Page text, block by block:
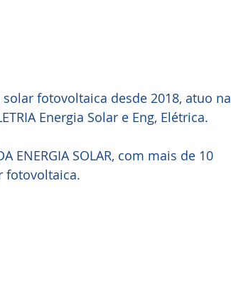
fotovoltaica desde 2018, atuo na
Energia Solar e Eng, Elétrica.
ENERGIA SOLAR, com mais de 10
fotovoltaica.